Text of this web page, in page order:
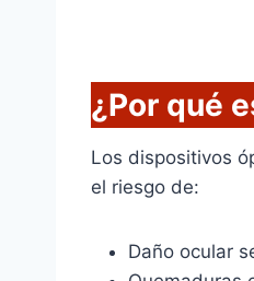
¿Por qué
Los dispositivos
el riesgo de:
Daño ocular